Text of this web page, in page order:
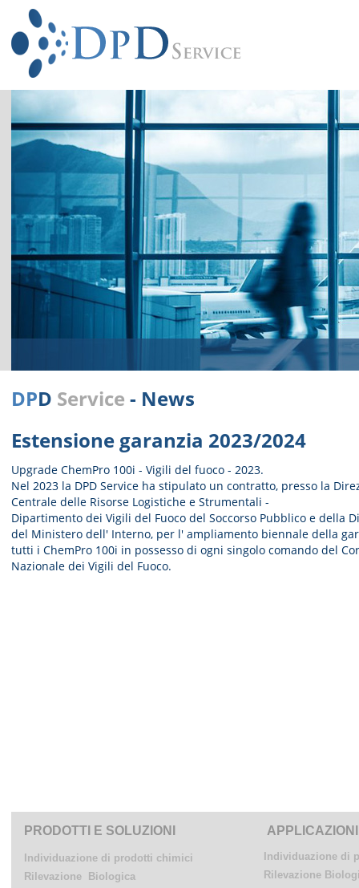
Estensione garanzia 2023/2024
Upgrade ChemPro 100i - Vigili del fuoco - 2023.
Nel 2023 la DPD Service ha stipulato un contratto, presso la
Centrale delle Risorse Logistiche e Strumentali -
Dipartimento dei Vigili del Fuoco del Soccorso Pubblico e della
del Ministero dell' Interno, per l' ampliamento biennale della
tutti i ChemPro 100i in possesso di ogni singolo comando del
Nazionale dei Vigili del Fuoco.
DPD Service - News
PRODOTTI E SOLUZIONI APPLICAZIONI
Individuazione di prodotti chimici
Rilevazione Biologica
Individuazione di
Rilevazione